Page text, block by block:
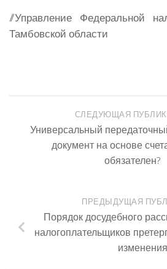
//Управление Федеральной
Тамбовской области
СЛЕДУЮЩАЯ
Универсальный
документ на основе
обязателен?
ПРЕДЫДУЩАЯ
Порядок досудебного
налогоплательщиков
изменения